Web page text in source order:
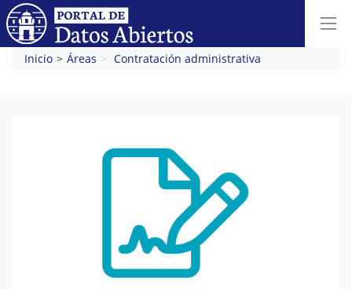
Inicio Áreas Contratación administrativa